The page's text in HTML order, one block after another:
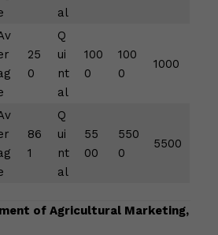
al
25
0
Q
ui
nt
al
100
0
100
0
1000
86
1
Q
ui
nt
al
55
00
550
0
5500
of Agricultural Marketing,